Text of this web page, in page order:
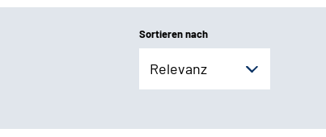
Sortieren nach
Relevanz